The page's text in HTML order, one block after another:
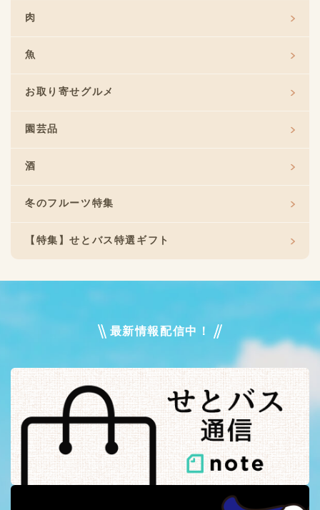
肉
魚
お取り寄せグルメ
園芸品
酒
冬のフルーツ特集
【特集】せとバス特選ギフト
最新情報配信中！